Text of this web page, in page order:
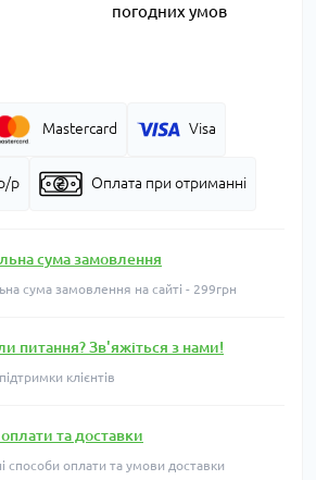
погодних умов
Mastercard Visa
р Оплата при отриманні
сума замовлення
сума замовлення на сайті - 299грн
питання? Зв'яжіться з нами!
клієнтів
та доставки
способи оплати та умови доставки